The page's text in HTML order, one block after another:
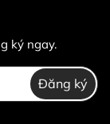
(
từ
đi và
ký ngay.
Đăng ký